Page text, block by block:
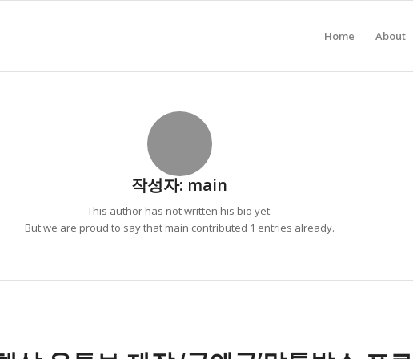
Home About
작성자: main
This author has not written his bio yet.
But we are proud to say that main contributed 1 entries already.